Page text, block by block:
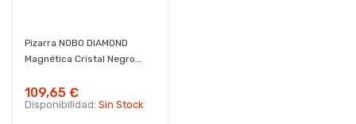
Pizarra NOBO DIAMOND
Magnética Cristal Negro...
109,65 €
Disponibilidad: Sin Stock